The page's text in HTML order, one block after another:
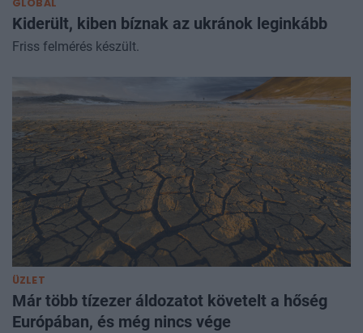
Kiderült, kiben bíznak az ukránok leginkább
Friss felmérés készült.
ÜZLET
Már több tízezer áldozatot követelt a hőség
Európában, és még nincs vége